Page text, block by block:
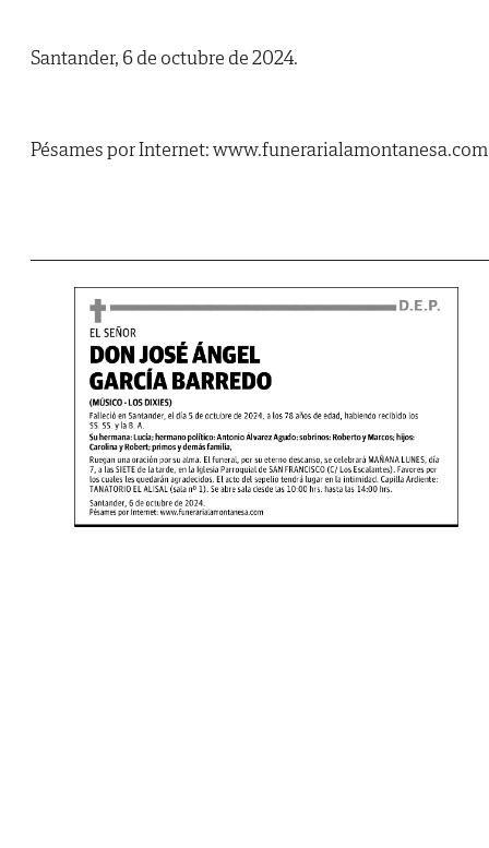
Santander, 6 de octubre de 2024.
Pésames por Internet: www.funerarialamontanesa.com